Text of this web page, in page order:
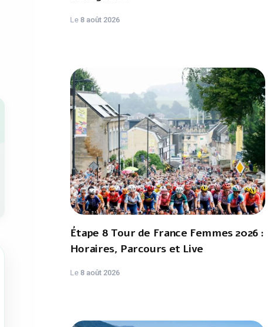
Le 8 août 2026
Étape 8 Tour de France Femmes 2026 :
Horaires, Parcours et Live
Le 8 août 2026